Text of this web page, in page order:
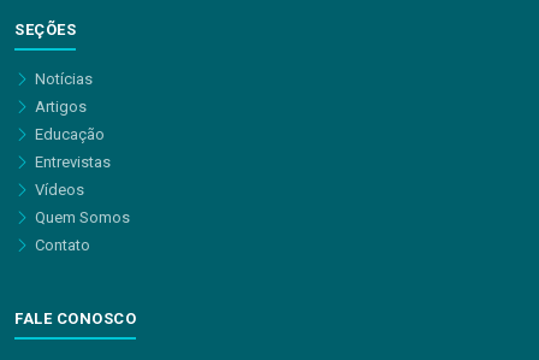
SEÇÕES
Notícias
Artigos
Educação
Entrevistas
Vídeos
Quem Somos
Contato
FALE CONOSCO